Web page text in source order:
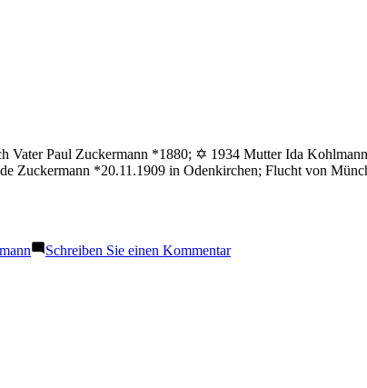
Vater Paul Zuckermann *1880; ✡ 1934 Mutter Ida
Zuckermann *20.11.1909 in Odenkirchen; Flucht von
Schreiben Sie einen Kommentarzu